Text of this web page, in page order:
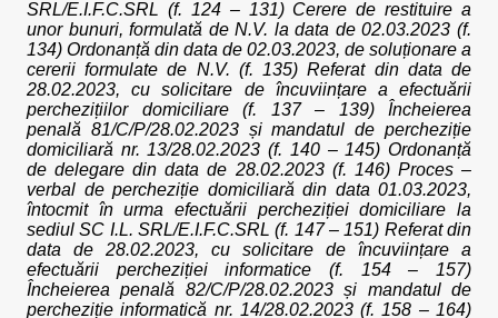
SRL/E.I.F.C.SRL (f. 124 – 131) Cerere de restituire a
unor bunuri, formulată de N.V. la data de 02.03.2023 (f.
134) Ordonanță din data de 02.03.2023, de soluționare a
cererii formulate de N.V. (f. 135) Referat din data de
28.02.2023, cu solicitare de încuviințare a efectuării
perchezițiilor domiciliare (f. 137 – 139) Încheierea
penală 81/C/P/28.02.2023 și mandatul de percheziție
domiciliară nr. 13/28.02.2023 (f. 140 – 145) Ordonanță
de delegare din data de 28.02.2023 (f. 146) Proces –
verbal de percheziție domiciliară din data 01.03.2023,
întocmit în urma efectuării percheziției domiciliare la
sediul SC I.L. SRL/E.I.F.C.SRL (f. 147 – 151) Referat din
data de 28.02.2023, cu solicitare de încuviințare a
efectuării percheziției informatice (f. 154 – 157)
Încheierea penală 82/C/P/28.02.2023 și mandatul de
percheziție informatică nr. 14/28.02.2023 (f. 158 – 164)